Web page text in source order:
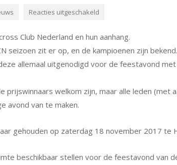
Reacties uitgeschakeld
Club Nederland en hun aanhang.
seizoen zit er op, en de kampioenen zijn
allemaal uitgenodigd voor de feestavond
prijswinnaars welkom zijn, maar alle leden (met
avond van te maken.
gehouden op zaterdag 18 november 2017 te
beschikbaar stellen voor de feestavond van